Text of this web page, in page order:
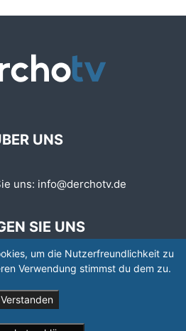
UNS
uns: info@derchotv.de
SIE UNS
um die Nutzerfreundlichkeit zu
Verwendung stimmst du dem zu.
Verstanden